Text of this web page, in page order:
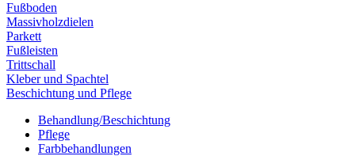
Fußboden
Massivholzdielen
Parkett
Fußleisten
Trittschall
Kleber und Spachtel
Beschichtung und Pflege
Behandlung/Beschichtung
Pflege
Farbbehandlungen